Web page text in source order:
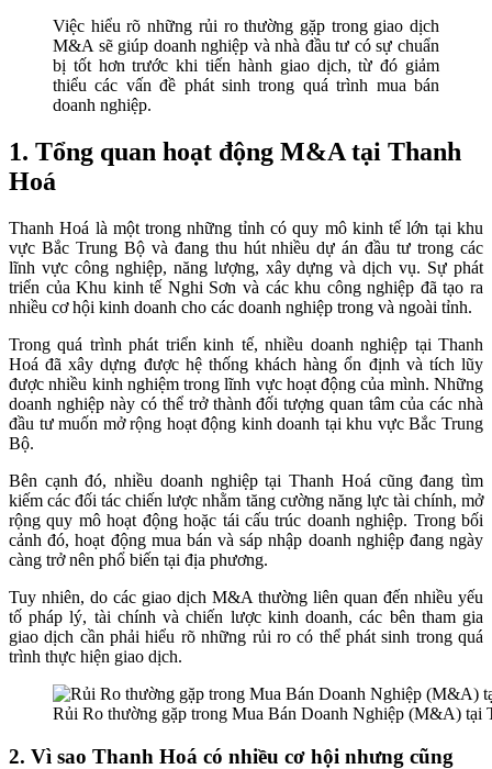
Việc hiểu rõ những rủi ro thường gặp trong giao dịch
M&A sẽ giúp doanh nghiệp và nhà đầu tư có sự chuẩn
bị tốt hơn trước khi tiến hành giao dịch, từ đó giảm
thiểu các vấn đề phát sinh trong quá trình mua bán
doanh nghiệp.
1. Tổng quan hoạt động M&A tại Thanh
Hoá
Thanh Hoá là một trong những tỉnh có quy mô kinh tế lớn tại khu
vực Bắc Trung Bộ và đang thu hút nhiều dự án đầu tư trong các
lĩnh vực công nghiệp, năng lượng, xây dựng và dịch vụ. Sự phát
triển của Khu kinh tế Nghi Sơn và các khu công nghiệp đã tạo ra
nhiều cơ hội kinh doanh cho các doanh nghiệp trong và ngoài tỉnh.
Trong quá trình phát triển kinh tế, nhiều doanh nghiệp tại Thanh
Hoá đã xây dựng được hệ thống khách hàng ổn định và tích lũy
được nhiều kinh nghiệm trong lĩnh vực hoạt động của mình. Những
doanh nghiệp này có thể trở thành đối tượng quan tâm của các nhà
đầu tư muốn mở rộng hoạt động kinh doanh tại khu vực Bắc Trung
Bộ.
Bên cạnh đó, nhiều doanh nghiệp tại Thanh Hoá cũng đang tìm
kiếm các đối tác chiến lược nhằm tăng cường năng lực tài chính, mở
rộng quy mô hoạt động hoặc tái cấu trúc doanh nghiệp. Trong bối
cảnh đó, hoạt động mua bán và sáp nhập doanh nghiệp đang ngày
càng trở nên phổ biến tại địa phương.
Tuy nhiên, do các giao dịch M&A thường liên quan đến nhiều yếu
tố pháp lý, tài chính và chiến lược kinh doanh, các bên tham gia
giao dịch cần phải hiểu rõ những rủi ro có thể phát sinh trong quá
trình thực hiện giao dịch.
Rủi Ro thường gặp trong Mua Bán Doanh Nghiệp (M&A) tại
2. Vì sao Thanh Hoá có nhiều cơ hội nhưng cũng